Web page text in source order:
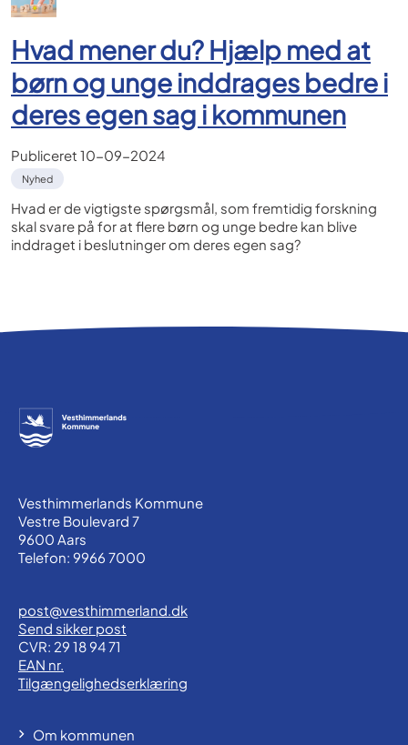
Hvad mener du? Hjælp med at
børn og unge inddrages bedre i
deres egen sag i kommunen
Publiceret 10-09-2024
Nyhed
Hvad er de vigtigste spørgsmål, som fremtidig forskning
skal svare på for at flere børn og unge bedre kan blive
inddraget i beslutninger om deres egen sag?
Vesthimmerlands Kommune
Vestre Boulevard 7
9600 Aars
Telefon: 9966 7000
post@vesthimmerland.dk
Send sikker post
CVR: 29 18 94 71
EAN nr.
Tilgængelighedserklæring
Om kommunen